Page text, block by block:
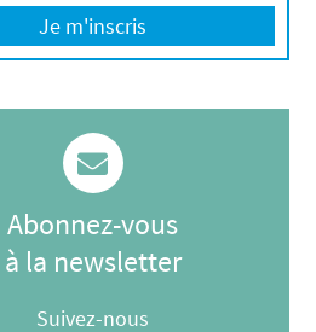
Je m'inscris
Abonnez-vous
à la newsletter
Suivez-nous